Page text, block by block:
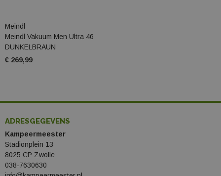
Meindl
Meindl Vakuum Men Ultra 46
DUNKELBRAUN
€ 269,99
ADRESGEGEVENS
Kampeermeester
Stadionplein 13
8025 CP Zwolle
038-7630630